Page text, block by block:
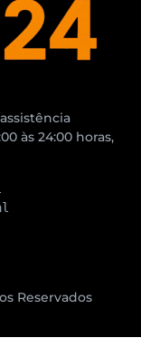
às 24:00 horas,
Reservados